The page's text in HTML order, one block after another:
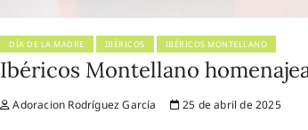
DÍA DE LA MADRE IBÉRICOS IBÉRICOS MONTELLANO
Ibéricos Montellano
Adoracion Rodríguez García 25 de abril de 2025